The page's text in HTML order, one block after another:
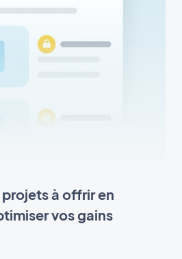
à offrir en
vos gains